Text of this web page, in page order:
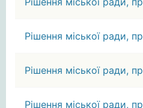
Рішення міської ради,
Рішення міської ради,
Рішення міської ради,